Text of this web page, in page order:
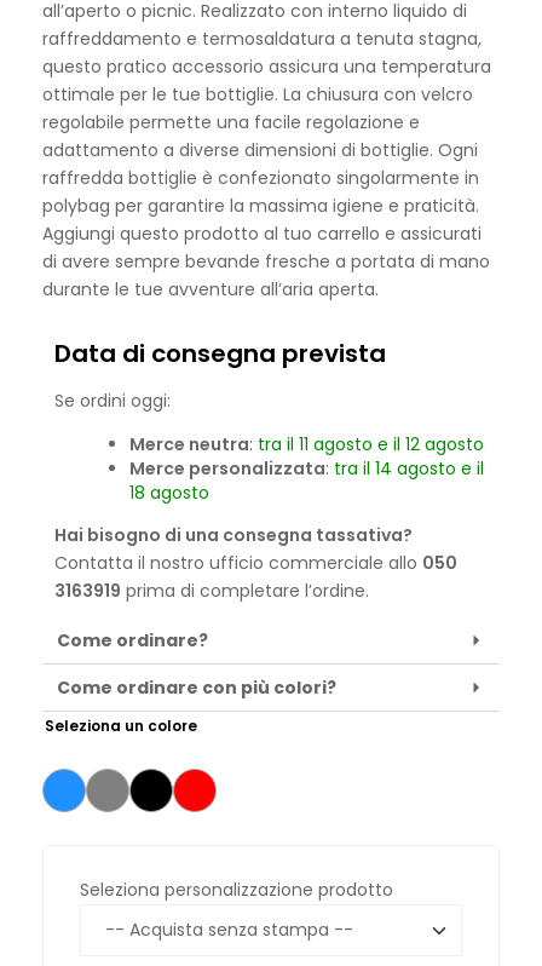
all’aperto o picnic. Realizzato con interno liquido di
raffreddamento e termosaldatura a tenuta stagna,
questo pratico accessorio assicura una temperatura
ottimale per le tue bottiglie. La chiusura con velcro
regolabile permette una facile regolazione e
adattamento a diverse dimensioni di bottiglie. Ogni
raffredda bottiglie è confezionato singolarmente in
polybag per garantire la massima igiene e praticità.
Aggiungi questo prodotto al tuo carrello e assicurati
di avere sempre bevande fresche a portata di mano
durante le tue avventure all’aria aperta.
Data di consegna prevista
Se ordini oggi:
Merce neutra: tra il 11 agosto e il 12 agosto
Merce personalizzata: tra il 14 agosto e il
18 agosto
Hai bisogno di una consegna tassativa?
Contatta il nostro ufficio commerciale allo 050
3163919 prima di completare l’ordine.
Come ordinare?
Come ordinare con più colori?
Seleziona un colore
Seleziona personalizzazione prodotto